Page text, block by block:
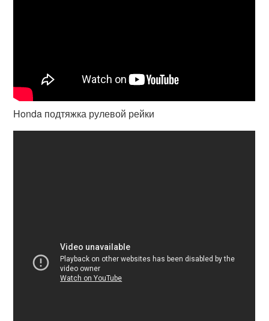
Honda подтяжка рулевой рейки